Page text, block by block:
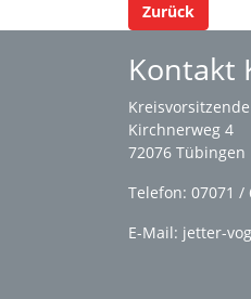
Zurück
Kontakt
Kirchnerweg 4
72076 Tübingen
Telefon: 07071 /
E-Mail: jetter-